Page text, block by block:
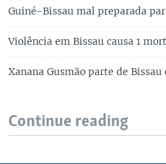
Guiné-Bissau mal preparada
Violência em Bissau causa 1
Xanana Gusmão parte de
Continue reading